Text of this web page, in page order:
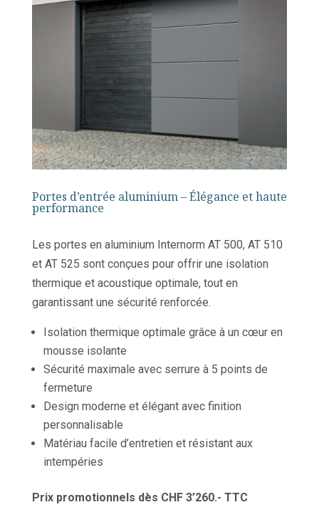
Portes d’entrée aluminium – Élégance et haute
performance
Les portes en aluminium Internorm AT 500, AT 510
et AT 525 sont conçues pour offrir une isolation
thermique et acoustique optimale, tout en
garantissant une sécurité renforcée.
Isolation thermique optimale grâce à un cœur en
mousse isolante
Sécurité maximale avec serrure à 5 points de
fermeture
Design moderne et élégant avec finition
personnalisable
Matériau facile d’entretien et résistant aux
intempéries
Prix promotionnels dès CHF 3’260.- TTC